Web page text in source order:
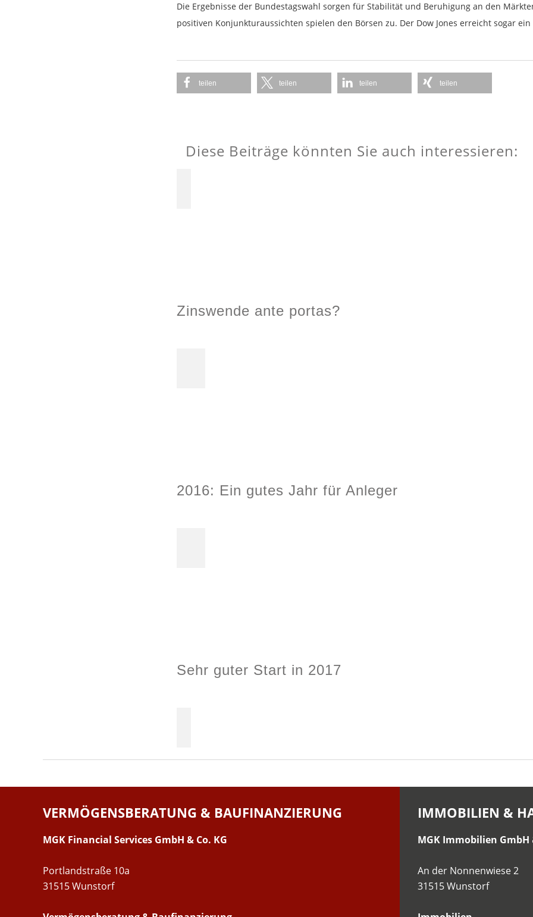
Die Ergebnisse der Bundestagswahl sorgen für Stabilität und Beruhigung an den
positiven Konjunkturaussichten spielen den Börsen zu. Der Dow Jones erreicht sogar
teilen teilen teilen teilen
Diese Beiträge könnten Sie auch interessieren:
Zinswende ante portas?
2016: Ein gutes Jahr für Anleger
Sehr guter Start in 2017
VERMÖGENSBERATUNG & BAUFINANZIERUNG
MGK Financial Services GmbH & Co. KG
Portlandstraße 10a
31515 Wunstorf
IMMOBILIEN &
MGK Immobilien GmbH
An der Nonnenwiese 2
31515 Wunstorf